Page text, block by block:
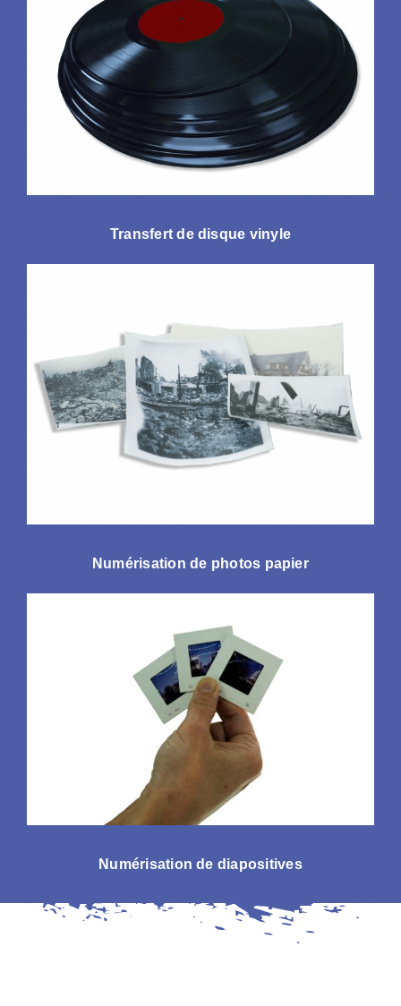
Transfert de disque vinyle
Numérisation de photos papier
Numérisation de diapositives